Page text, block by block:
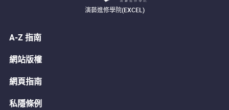
演藝進修學院(EXCEL)
A-Z 指南
網站版權
網頁指南
私隱條例